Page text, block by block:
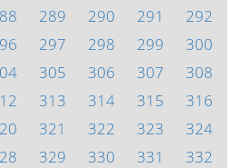
289 290 291
292
297 298 299
300
305 306 307
308
313 314 315
316
321 322 323
324
329 330 331
332